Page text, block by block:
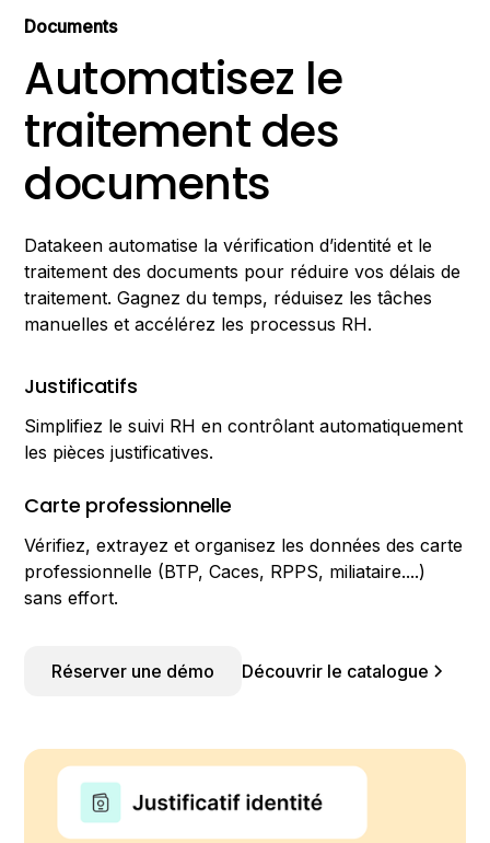
Documents
Automatisez le
traitement des
documents
Datakeen automatise la vérification d’identité et le
traitement des documents pour réduire vos délais de
traitement. Gagnez du temps, réduisez les tâches
manuelles et accélérez les processus RH.
Justificatifs
Simplifiez le suivi RH en contrôlant automatiquement
les pièces justificatives.
Carte professionnelle
Vérifiez, extrayez et organisez les données des carte
professionnelle (BTP, Caces, RPPS, miliataire....)
sans effort.
Réserver une démo Découvrir le catalogue